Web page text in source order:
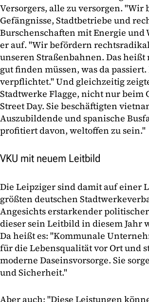
Versorgers, alle zu versorgen. "Wir
Gefängnisse, Stadtbetriebe und
Burschenschaften mit Energie und
er auf. "Wir befördern
unseren Straßenbahnen. Das heißt
gut finden müssen, was da
verpflichtet." Und gleichzeitig
Stadtwerke Flagge, nicht nur beim
Street Day. Sie beschäftigten
Auszubildende und spanische
profitiert davon, weltoffen zu sein."
VKU mit neuem Leitbild
Die Leipziger sind damit auf einer
größten deutschen
Angesichts erstarkender
dieser sein Leitbild in diesem Jahr
Da heißt es: "Kommunale
für die Lebensqualität vor Ort und
moderne Daseinsvorsorge. Sie
und Sicherheit."
Aber auch: "Diese Leistungen